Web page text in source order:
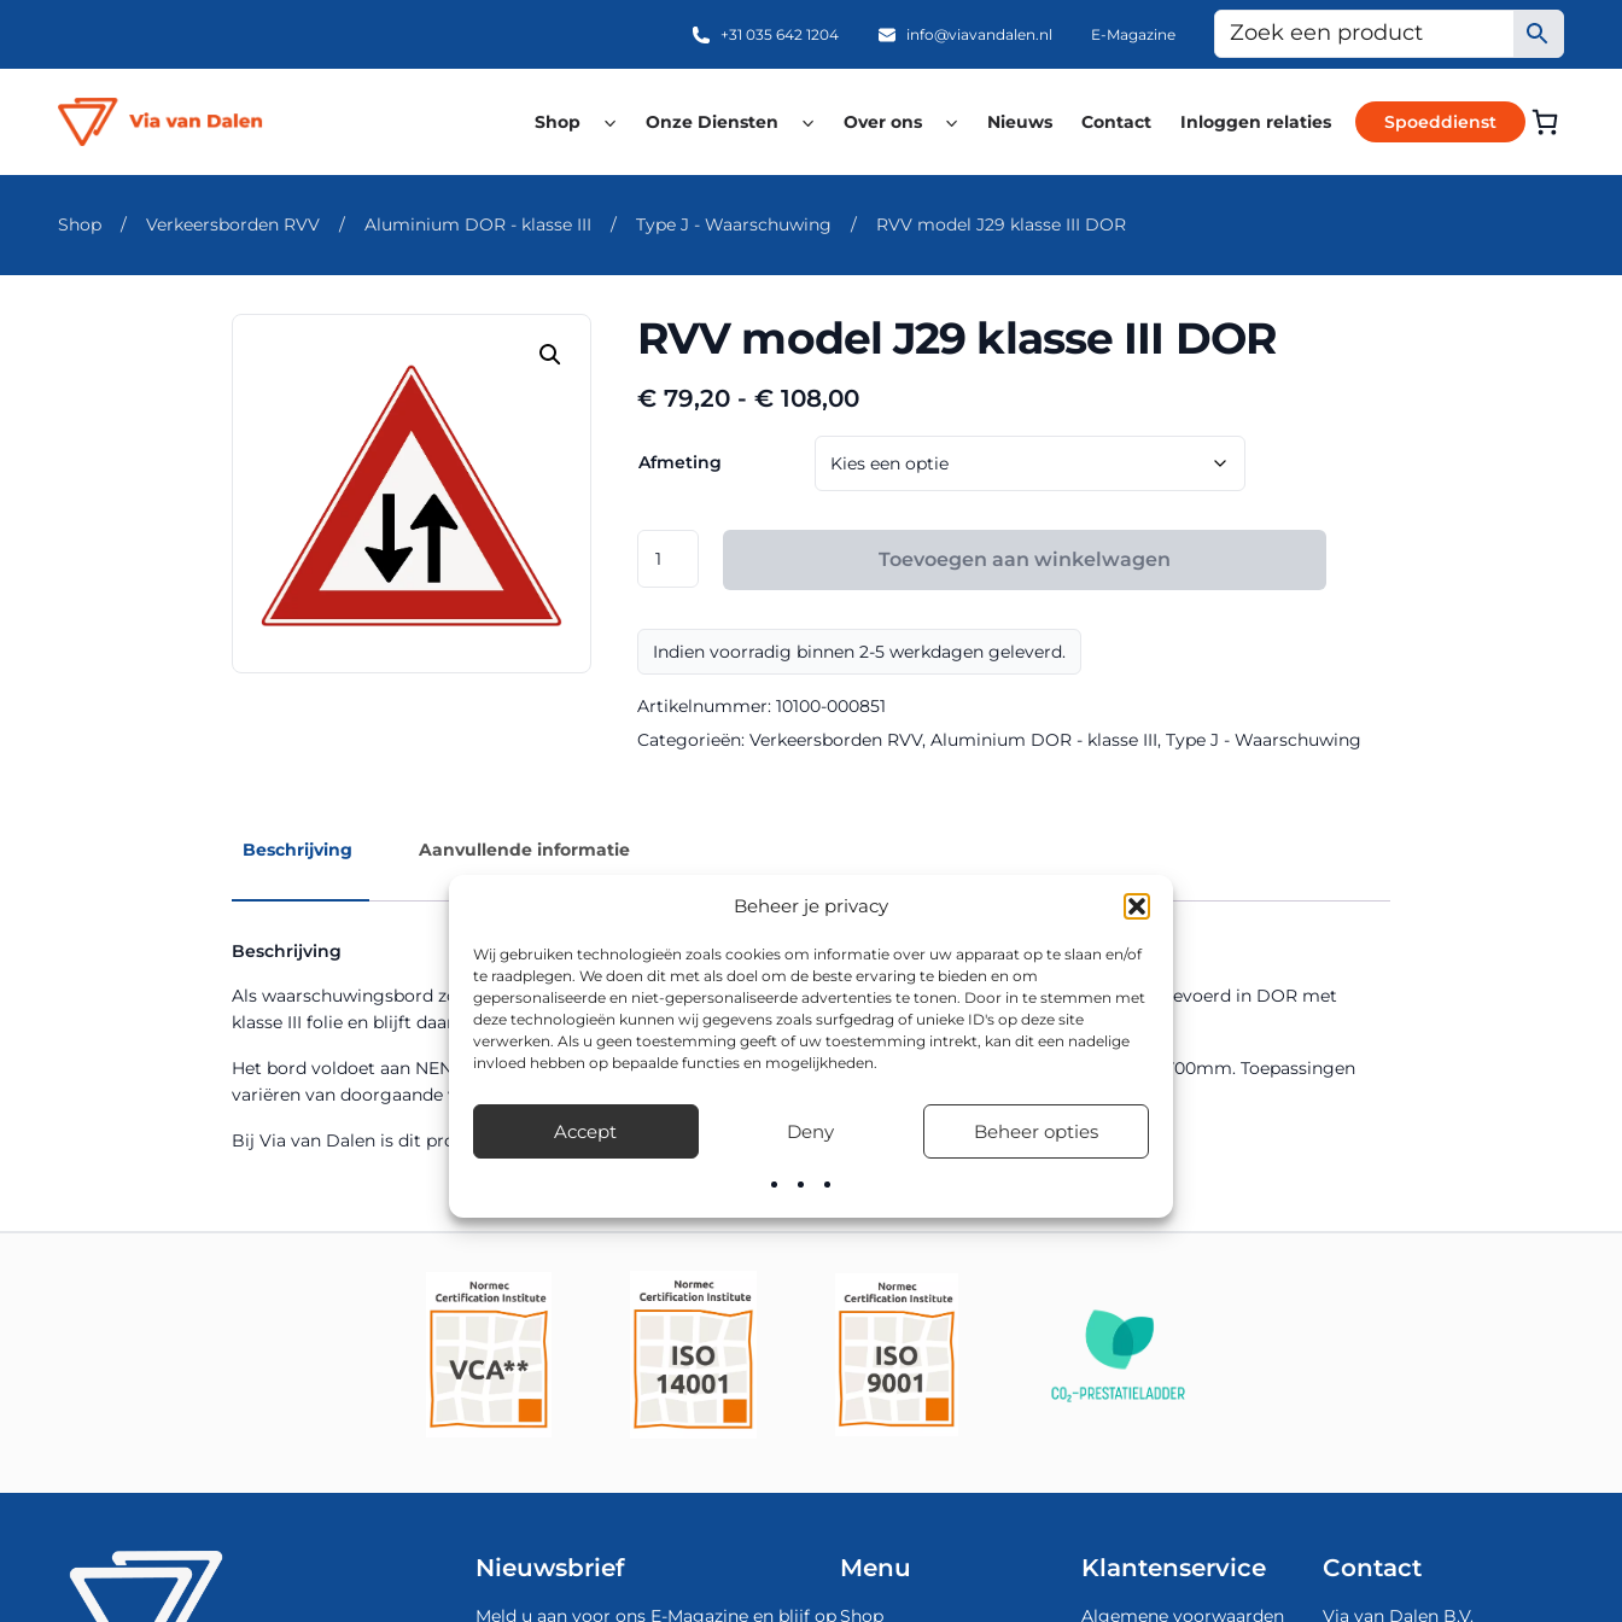
Beheer je privacy
Wij gebruiken technologieën zoals cookies om informatie over uw apparaat op te slaan en/of
te raadplegen. We doen dit met als doel om de beste ervaring te bieden en om
gepersonaliseerde en niet-gepersonaliseerde advertenties te tonen. Door in te stemmen met
deze technologieën kunnen wij gegevens zoals surfgedrag of unieke ID's op deze site
verwerken. Als u geen toestemming geeft of uw toestemming intrekt, kan dit een nadelige
invloed hebben op bepaalde functies en mogelijkheden.
Accept Deny Beheer opties
+31 035 642 1204 info@viavandalen.nl E-Magazine
Shop Onze Diensten Over ons Nieuws Contact Inloggen relaties Spoeddienst
Shop / Verkeersborden RVV / Aluminium DOR - klasse III / Type J - Waarschuwing / RVV model J29 klasse III DOR
RVV model J29 klasse III DOR
€ 79,20 - € 108,00Prijsklasse:
€ 79,20
tot
€ 108,00
Afmeting
model
klasse
aantal
Toevoegen aan winkelwagen
Indien voorradig binnen 2-5 werkdagen geleverd.
Artikelnummer: 10100-000851
Categorieën: Verkeersborden RVV, Aluminium DOR - klasse III, Type J - Waarschuwing
Beschrijving Aanvullende informatie
Beschrijving
Als waarschuwingsbord zorgt RVV model J29 voor heldere communicatie naar weggebruikers. Het bord is uitgevoerd in DOR met
klasse III folie en blijft daardoor ook ’s avonds goed afleesbaar.
Het bord voldoet aan NEN 12899-1 en is CE-gecertificeerd, en is leverbaar in o.a. Driehoek 900mm en Driehoek 700mm. Toepassingen
variëren van doorgaande wegen en rotondes tot bedrijventerreinen, schoolzones en woonwijken.
Bij Via van Dalen is dit product snel leverbaar; onze montageploegen kunnen het ook vakkundig plaatsen.
Nieuwsbrief
Meld u aan voor ons E-Magazine en blijf op
Menu
Shop
Klantenservice
Algemene voorwaarden
Contact
Via van Dalen B.V.